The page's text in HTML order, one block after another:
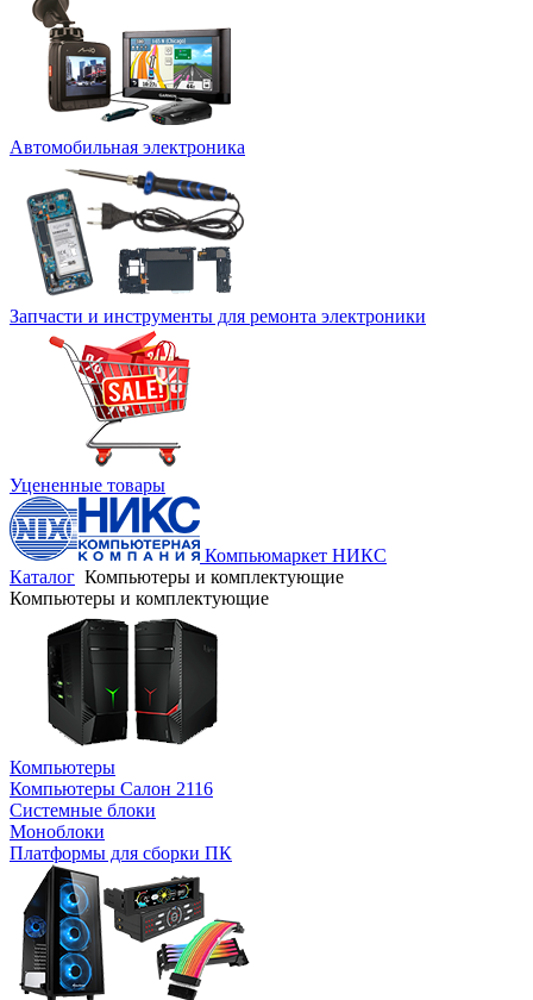
Автомобильная электроника
Запчасти и инструменты для ремонта электроники
Уцененные товары
Компьюмаркет НИКС
Каталог Компьютеры и комплектующие
Компьютеры и комплектующие
Компьютеры
Компьютеры Салон 2116
Системные блоки
Моноблоки
Платформы для сборки ПК